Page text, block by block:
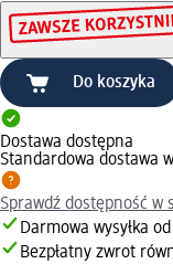
Do koszyka
Dostawa dostępna
Standardowa dostawa
Sprawdź dostępność w
Darmowa wysyłka od
Bezpłatny zwrot